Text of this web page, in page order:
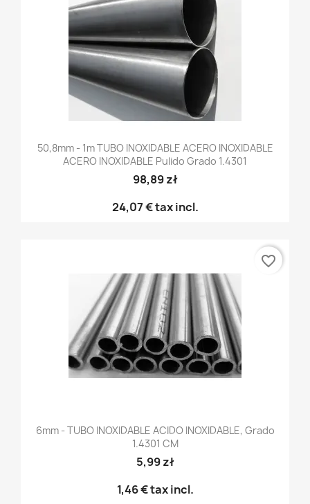
50,8mm - 1m TUBO INOXIDABLE ACERO INOXIDABLE
ACERO INOXIDABLE Pulido Grado 1.4301
98,89 zł
24,07 €tax incl.
6mm - TUBO INOXIDABLE ACIDO INOXIDABLE, Grado
1.4301 CM
5,99 zł
1,46 €tax incl.
favorite_border